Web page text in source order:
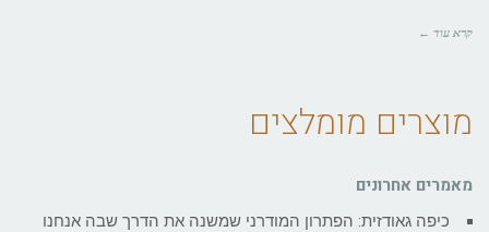
קרא עוד ←
מוצרים מומלצים
מאמרים אחרונים
כיפה גאודזית: הפתרון המודרני שמשנה את הדרך שבה אנחנו